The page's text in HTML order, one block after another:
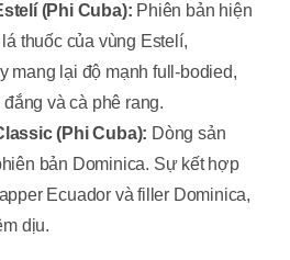
(Phi Cuba): Phiên bản hiện
thuốc của vùng Estelí,
mang lại độ mạnh full-bodied,
và cà phê rang.
(Phi Cuba): Dòng sản
bản Dominica. Sự kết hợp
Ecuador và filler Dominica,
dịu.